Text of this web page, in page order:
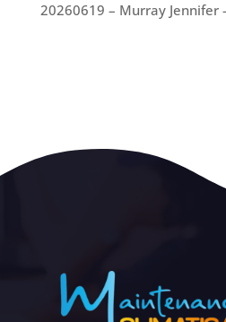
20260619 – Murray Jennifer